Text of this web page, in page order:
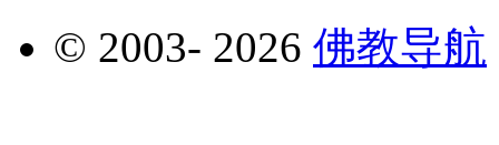
© 2003- 2026 佛教导航